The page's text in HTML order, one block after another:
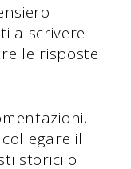
a scrivere
le risposte
il
storici o